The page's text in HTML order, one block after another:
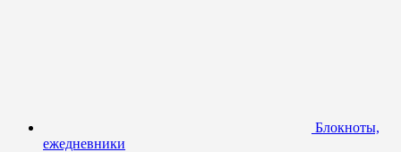
Блокноты,
ежедневники